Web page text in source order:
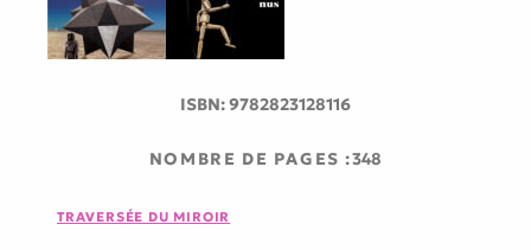
ISBN:9782823128116
NOMBRE DE PAGES :348
TRAVERSÉE DU MIROIR